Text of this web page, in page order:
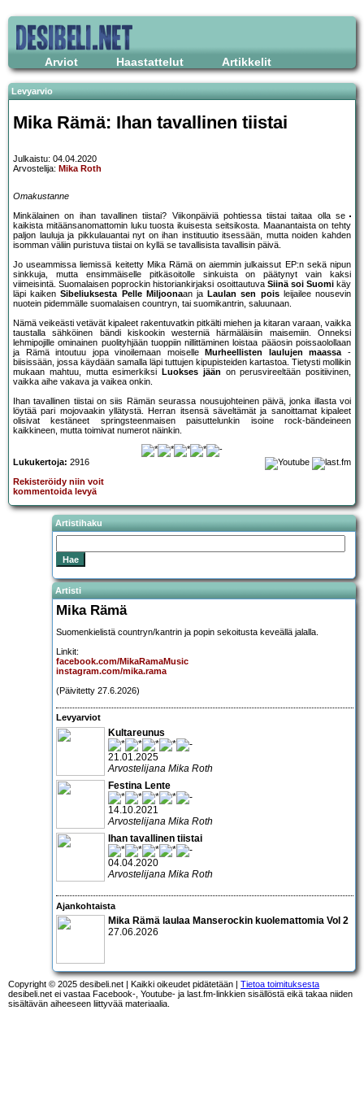
Arviot Haastattelut Artikkelit
Levyarvio
Mika Rämä: Ihan tavallinen tiistai
Julkaistu: 04.04.2020
Arvostelija: Mika Roth
Omakustanne
Minkälainen on ihan tavallinen tiistai? Viikonpäiviä pohtiessa tiistai taitaa olla se
kaikista mitäänsanomattomin luku tuosta ikuisesta seitsikosta. Maanantaista on tehty
paljon lauluja ja pikkulauantai nyt on ihan instituutio itsessään, mutta noiden kahden
isomman väliin puristuva tiistai on kyllä se tavallisista tavallisin päivä.
Jo useammissa liemissä keitetty Mika Rämä on aiemmin julkaissut EP:n sekä nipun
sinkkuja, mutta ensimmäiselle pitkäsoitolle sinkuista on päätynyt vain kaksi
viimeisintä. Suomalaisen poprockin historiankirjaksi osoittautuva Siinä soi Suomikäy
läpi kaikenSibeliuksesta Pelle Miljoonaan ja Laulan sen poisleijailee nousevin
nuotein pidemmälle suomalaisen countryn, tai suomikantrin, saluunaan.
Nämä veikeästi vetävät kipaleet rakentuvatkin pitkälti miehen ja kitaran varaan, vaikka
taustalla sähköinen bändi kiskookin westerniä härmäläisiin maisemiin. Onneksi
lehmipojille ominainen puolityhjään tuoppiin nillittäminen loistaa pääosin poissaolollaan
ja Rämä intoutuu jopa vinoilemaan moiselle
Murheellisten laulujen maassa-
biisissään, jossa käydään samalla läpi tuttujen kipupisteiden kartastoa. Tietysti mollikin
mukaan mahtuu, mutta esimerkiksi
Luokses jään on perusvireeltään positiivinen,
vaikka aihe vakava ja vaikea onkin.
Ihan tavallinen tiistai on siis Rämän seurassa nousujohteinen päivä, jonka illasta voi
löytää pari mojovaakin yllätystä. Herran itsensä säveltämät ja sanoittamat kipaleet
olisivat kestäneet springsteenmaisen paisuttelunkin isoine rock-bändeineen
kaikkineen, mutta toimivat numerot näinkin.
Lukukertoja: 2916
Rekisteröidy niin voit
kommentoida levyä
Artistihaku
Artisti
Mika Rämä
Suomenkielistä countryn/kantrin ja popin sekoitusta keveällä jalalla.
Linkit:
facebook.com/MikaRamaMusic
instagram.com/mika.rama
(Päivitetty 27.6.2026)
Levyarviot
Kultareunus
21.01.2025
Arvostelijana Mika Roth
Festina Lente
14.10.2021
Arvostelijana Mika Roth
Ihan tavallinen tiistai
04.04.2020
Arvostelijana Mika Roth
Ajankohtaista
Mika Rämä laulaa Manserockin kuolemattomia Vol 2
27.06.2026
Copyright © 2025 desibeli.net | Kaikki oikeudet pidätetään | Tietoa toimituksesta
desibeli.net ei vastaa Facebook-, Youtube- ja last.fm-linkkien sisällöstä eikä takaa niiden
sisältävän aiheeseen liittyvää materiaalia.